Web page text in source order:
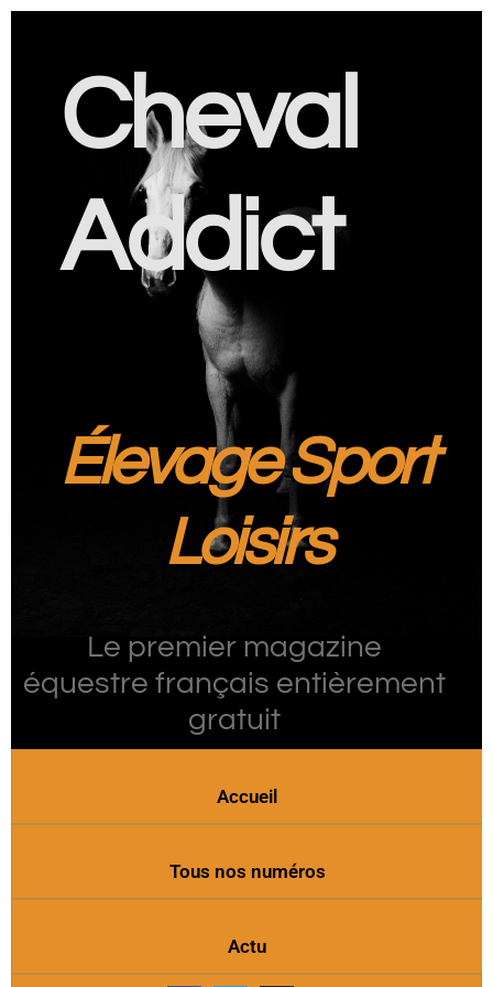
Cheval
Addict
Élevage Sport
Loisirs
Le premier magazine
équestre français entièrement
gratuit
Accueil
Tous nos numéros
Actu